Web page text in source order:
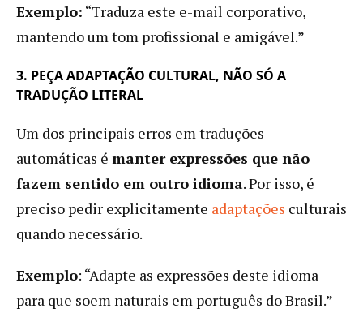
Exemplo: “Traduza este e-mail corporativo,
mantendo um tom profissional e amigável.”
3. PEÇA ADAPTAÇÃO CULTURAL, NÃO SÓ A
TRADUÇÃO LITERAL
Um dos principais erros em traduções
automáticas é manter expressões que não
fazem sentido em outro idioma. Por isso, é
preciso pedir explicitamente adaptações culturais
quando necessário.
Exemplo: “Adapte as expressões deste idioma
para que soem naturais em português do Brasil.”